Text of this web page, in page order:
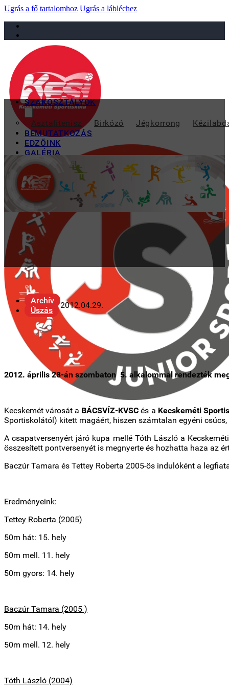
Ugrás a fő tartalomhoz Ugrás a lábléchez
sportiskola@juniorsportkft.hu
SZAKOSZTÁLYOK
Asztalitenisz Birkózó Jégkorrong
BEMUTATKOZÁS
EDZŐINK
GALÉRIA
TAO
KAPCSOLAT
Archív
Úszás
2012.04.29.
2012. április 28-án szombaton 5. alkalommal rendezték
Kecskemét városát a BÁCSVÍZ-KVSC és a Kecskeméti
Sportiskolától) kitett magáért, hiszen számtalan egyéni
A csapatversenyért járó kupa mellé Tóth László a
összesített pontversenyét is megnyerte és hozhatta haza az
Baczúr Tamara és Tettey Roberta 2005-ös indulóként a
Eredményeink:
Tettey Roberta (2005)
50m hát: 15. hely
50m mell. 11. hely
50m gyors: 14. hely
Baczúr Tamara (2005 )
50m hát: 14. hely
50m mell. 12. hely
Tóth László (2004)